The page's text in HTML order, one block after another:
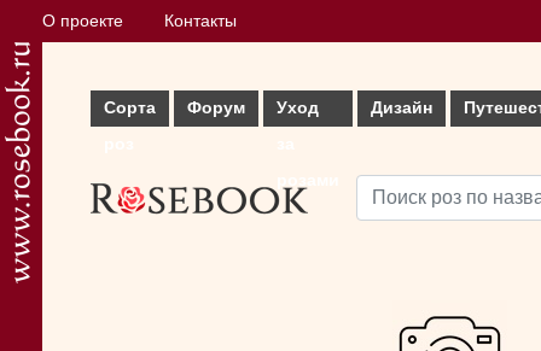
О проекте Контакты
Сорта
Форум
Уход
Дизайн